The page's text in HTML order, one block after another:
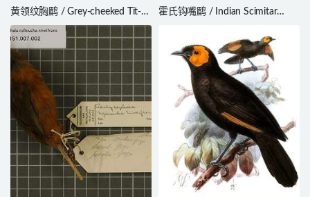
黄领纹胸鹛 / Grey-cheeked Tit-
Babbler / Mixornis flavicollis
霍氏钩嘴鹛 / Indian Scimitar